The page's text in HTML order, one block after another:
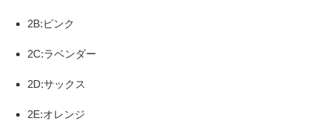
2B:ピンク
2C:ラベンダー
2D:サックス
2E:オレンジ